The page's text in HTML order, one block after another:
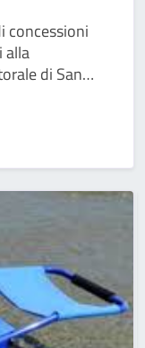
concessioni
alla
di San